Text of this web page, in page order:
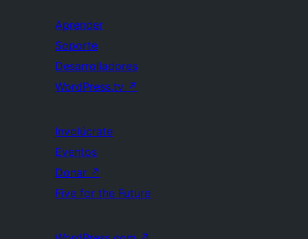
Aprender
Soporte
Desarrolladores
WordPress.tv ↗
Involúcrate
Eventos
Donar ↗
Five for the Future